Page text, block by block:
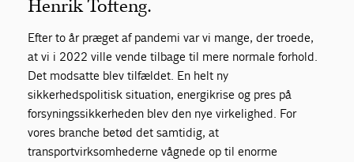
Henrik Tofteng.
Efter to år præget af pandemi var vi mange, der troede,
at vi i 2022 ville vende tilbage til mere normale forhold.
Det modsatte blev tilfældet. En helt ny
sikkerhedspolitisk situation, energikrise og pres på
forsyningssikkerheden blev den nye virkelighed. For
vores branche betød det samtidig, at
transportvirksomhederne vågnede op til enorme